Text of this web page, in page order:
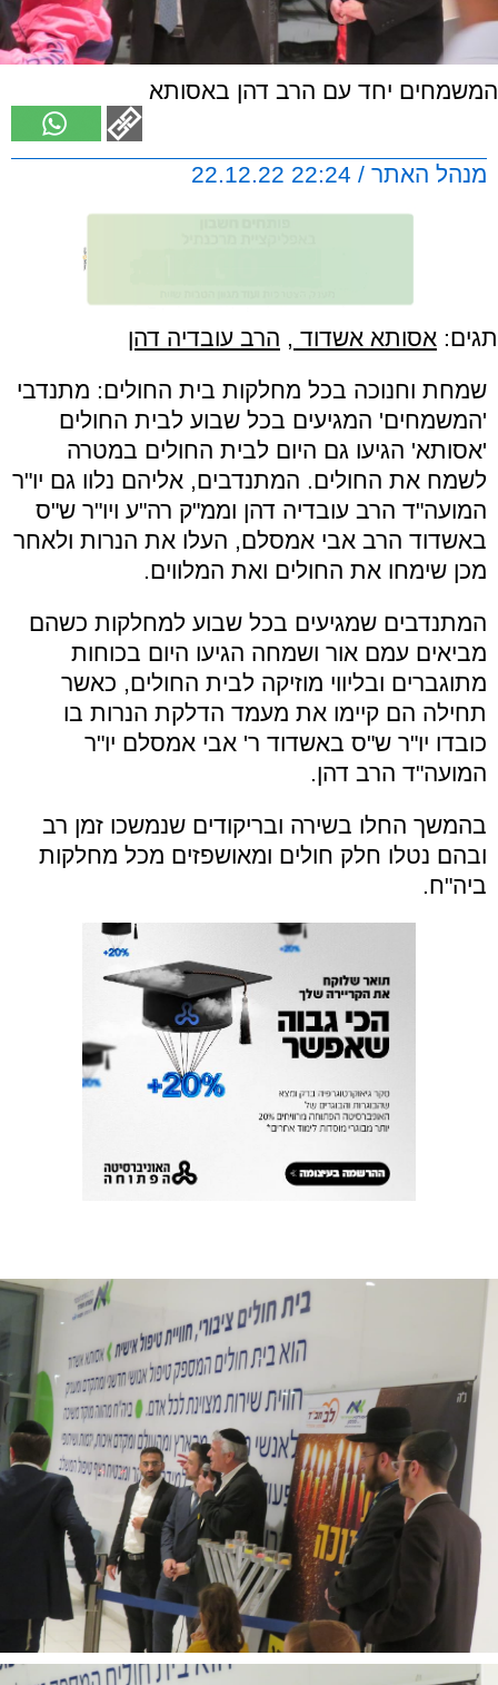
המשמחים יחד עם הרב דהן באסותא
מנהל האתר / 22:24 22.12.22
תגים: אסותא אשדוד , הרב עובדיה דהן
שמחת וחנוכה בכל מחלקות בית החולים: מתנדבי
'המשמחים' המגיעים בכל שבוע לבית החולים
'אסותא' הגיעו גם היום לבית החולים במטרה
לשמח את החולים. המתנדבים, אליהם נלוו גם יו"ר
המועה"ד הרב עובדיה דהן וממ"ק רה"ע ויו"ר ש"ס
באשדוד הרב אבי אמסלם, העלו את הנרות ולאחר
מכן שימחו את החולים ואת המלווים.
המתנדבים שמגיעים בכל שבוע למחלקות כשהם
מביאים עמם אור ושמחה הגיעו היום בכוחות
מתוגברים ובליווי מוזיקה לבית החולים, כאשר
תחילה הם קיימו את מעמד הדלקת הנרות בו
כובדו יו"ר ש"ס באשדוד ר' אבי אמסלם יו"ר
המועה"ד הרב דהן.
בהמשך החלו בשירה ובריקודים שנמשכו זמן רב
ובהם נטלו חלק חולים ומאושפזים מכל מחלקות
ביה"ח.